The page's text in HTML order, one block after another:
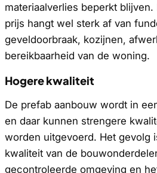
materiaalverlies beperkt
prijs hangt wel sterk af van
geveldoorbraak, kozijnen,
bereikbaarheid van de woning.
Hogere kwaliteit
De prefab aanbouw wordt in
en daar kunnen strengere
worden uitgevoerd. Het gevolg
kwaliteit van de
gecontroleerde omgeving en